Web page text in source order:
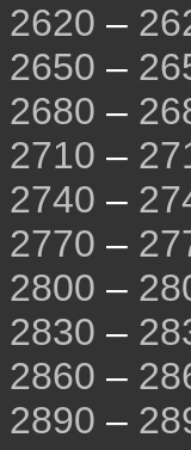
2620 –
2650 –
2680 –
2710 –
2740 –
2770 –
2800 –
2830 –
2860 –
2890 –